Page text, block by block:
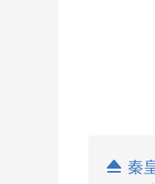
 秦